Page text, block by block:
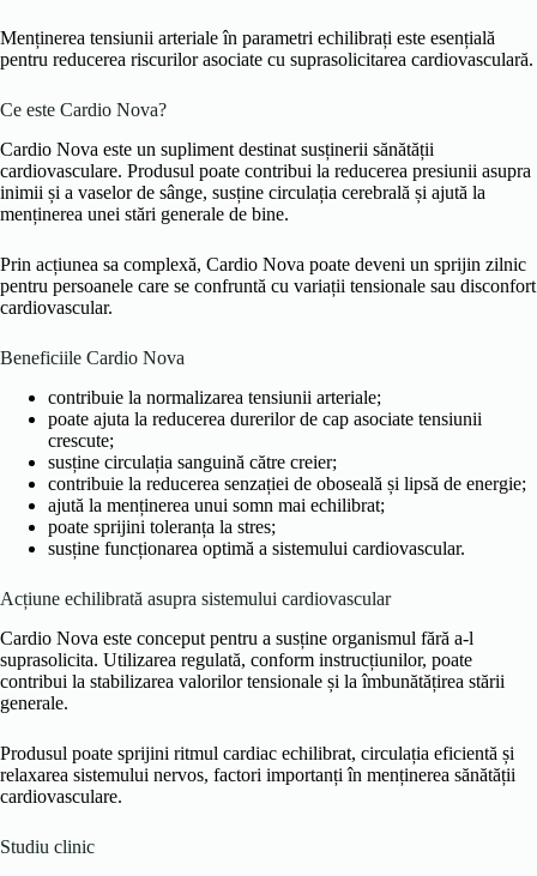
Menținerea tensiunii arteriale în parametri echilibrați este esențială
pentru reducerea riscurilor asociate cu suprasolicitarea cardiovasculară.
Ce este Cardio Nova?
Cardio Nova este un supliment destinat susținerii sănătății
cardiovasculare. Produsul poate contribui la reducerea presiunii asupra
inimii și a vaselor de sânge, susține circulația cerebrală și ajută la
menținerea unei stări generale de bine.
Prin acțiunea sa complexă, Cardio Nova poate deveni un sprijin zilnic
pentru persoanele care se confruntă cu variații tensionale sau disconfort
cardiovascular.
Beneficiile Cardio Nova
contribuie la normalizarea tensiunii arteriale;
poate ajuta la reducerea durerilor de cap asociate tensiunii
crescute;
susține circulația sanguină către creier;
contribuie la reducerea senzației de oboseală și lipsă de energie;
ajută la menținerea unui somn mai echilibrat;
poate sprijini toleranța la stres;
susține funcționarea optimă a sistemului cardiovascular.
Acțiune echilibrată asupra sistemului cardiovascular
Cardio Nova este conceput pentru a susține organismul fără a-l
suprasolicita. Utilizarea regulată, conform instrucțiunilor, poate
contribui la stabilizarea valorilor tensionale și la îmbunătățirea stării
generale.
Produsul poate sprijini ritmul cardiac echilibrat, circulația eficientă și
relaxarea sistemului nervos, factori importanți în menținerea sănătății
cardiovasculare.
Studiu clinic